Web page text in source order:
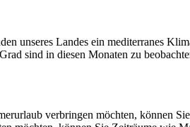
unseres Landes ein mediterranes
sind in diesen Monaten zu
verbringen möchten, können